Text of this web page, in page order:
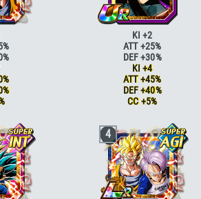
KI +2
ATT +5% DEF
ATT +15%
ATT +20%
+10% si ATT SP
+15% si ATT SP
Combat acharné
ATT +15%
Combat acharnéATT +20%
Futur désespéréKI +1
Futur désespéréKI +2 CC +5%
Jugement sereinDEF +20%
Jugement sereinDEF +25%
IntelloATT +10% DEF +10%
KI +2
ATT +25%
DEF +30%
KI +4
ATT +45%
DEF +40%
CC +5%
4